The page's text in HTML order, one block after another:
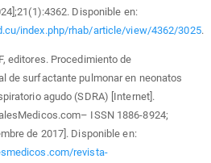
Disponible en:
index.php/rhab/article/view/4362/3025.
editores. Procedimiento de
de surfactante pulmonar en neonatos
agudo (SDRA) [Internet].
ISSN 1886-8924;
de 2017]. Disponible en:
revista-